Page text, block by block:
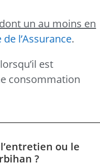
dont un au moins en
l’Assurance.
est
consommation
ou le
?